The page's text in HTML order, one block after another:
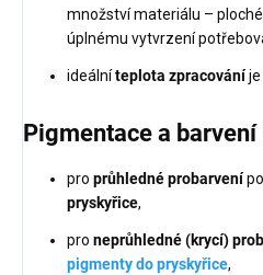
množství materiálu –
úplnému vytvrzení
ideálníteplota zpracováníje
Pigmentace a barvení
pro průhledné probarvení
pryskyřice,
pro neprůhledné (krycí)
pigmenty do pryskyřice,